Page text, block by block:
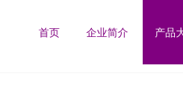
首页 企业简介 产品